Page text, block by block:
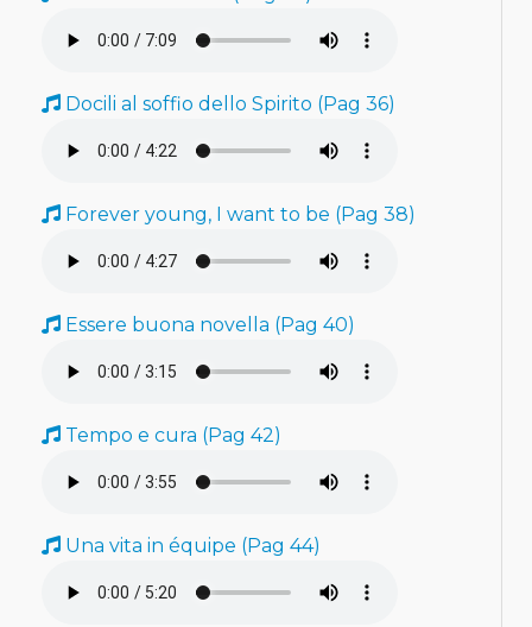
Docili al soffio dello Spirito (Pag 36)
Forever young, I want to be (Pag 38)
Essere buona novella (Pag 40)
Tempo e cura (Pag 42)
Una vita in équipe (Pag 44)